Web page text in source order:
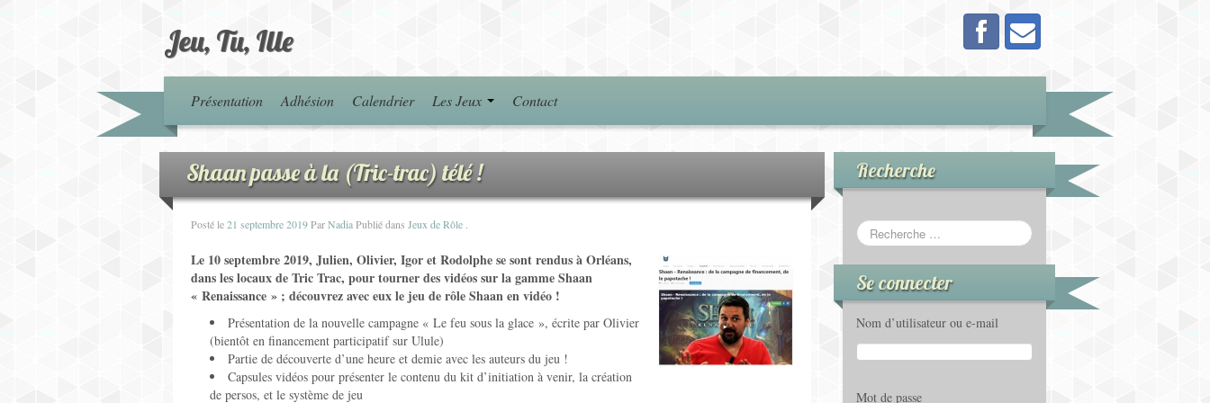
Jeu, Tu, Ille
Présentation Adhésion Calendrier Les Jeux Contact
Shaan passe à la (Tric-trac) télé !
Posté le21 septembre 2019ParNadiaPublié dans Jeux de Rôle
Le 10 septembre 2019, Julien, Olivier, Igor et Rodolphe se sont rendus à Orléans,
dans les locaux de Tric Trac, pour tourner des vidéos sur la gamme Shaan
« Renaissance » ; découvrez avec eux le jeu de rôle Shaan en vidéo !
Présentation de la nouvelle campagne « Le feu sous la glace », écrite par Olivier
(bientôt en financement participatif sur Ulule)
Partie de découverte d’une heure et demie avec les auteurs du jeu !
Capsules vidéos pour présenter le contenu du kit d’initiation à venir, la création
de persos, et le système de jeu
Recherche
Se connecter
Nom d’utilisateur ou e-mail
Mot de passe